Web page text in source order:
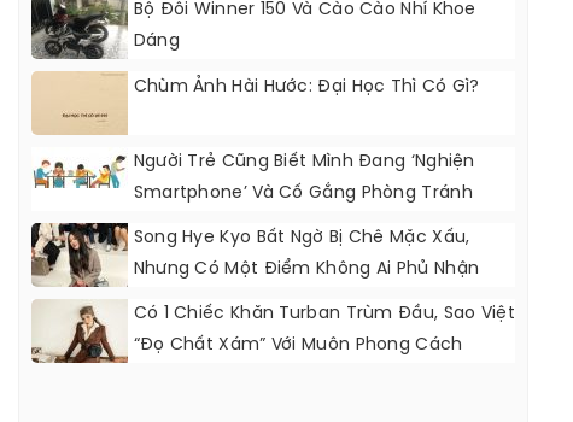
Bộ Đôi Winner 150 Và Cào Cào Nhí Khoe
Dáng
Chùm Ảnh Hài Hước: Đại Học Thì Có Gì?
Người Trẻ Cũng Biết Mình Đang ‘nghiện
Smartphone’ Và Cố Gắng Phòng Tránh
Song Hye Kyo Bất Ngờ Bị Chê Mặc Xấu,
Nhưng Có Một Điểm Không Ai Phủ Nhận
Được
Có 1 Chiếc Khăn Turban Trùm Đầu, Sao Việt
“đọ Chất Xám” Với Muôn Phong Cách